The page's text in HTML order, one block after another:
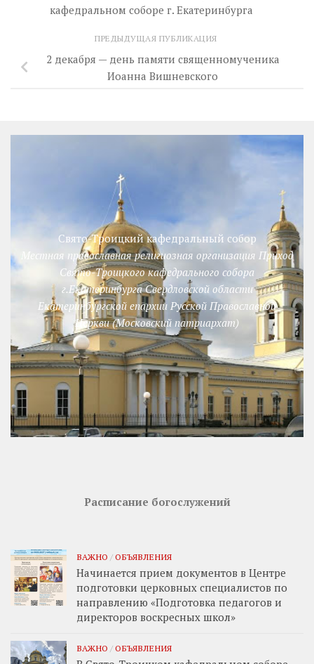
кафедральном соборе г. Екатеринбурга
ПРЕДЫДУЩАЯ ПУБЛИКАЦИЯ
2 декабря — день памяти священномученика
Иоанна Вишневского
Свято-Троицкий кафедральный собор
Местная православная религиозная организация Приход
Свято-Троицкого кафедрального собора
г.Екатеринбурга Свердловской области
Екатеринбургской епархии Русской Православной
Церкви (Московский патриархат)
Расписание богослужений
ВАЖНО / ОБЪЯВЛЕНИЯ
Начинается прием документов в Центре
подготовки церковных специалистов по
направлению «Подготовка педагогов и
директоров воскресных школ»
ВАЖНО / ОБЪЯВЛЕНИЯ